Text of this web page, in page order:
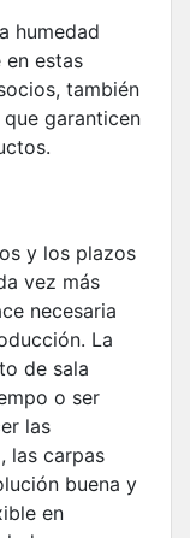
humedad
estas
también
garanticen
y los plazos
vez más
necesaria
La
de sala
o ser
las
las carpas
buena y
en